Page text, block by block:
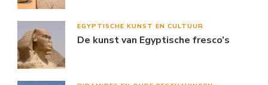
EGYPTISCHE KUNST EN CULTUUR
De kunst van Egyptische fresco’s